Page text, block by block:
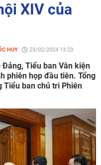
XIV của
HUY 23/02/2024 13:23
Tiểu ban Văn kiện
phiên họp đầu tiên. Tổng
Tiểu ban chủ trì Phiên